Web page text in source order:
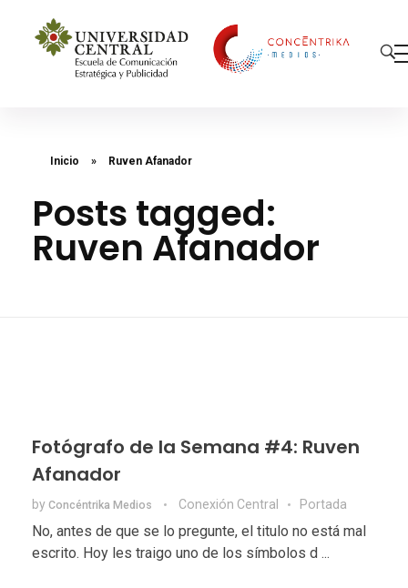
Inicio » Ruven Afanador
Posts tagged:
Ruven Afanador
Fotógrafo de la Semana #4: Ruven
Afanador
by Concéntrika Medios Conexión Central Portada
No, antes de que se lo pregunte, el titulo no está mal
escrito. Hoy les traigo uno de los símbolos d ...